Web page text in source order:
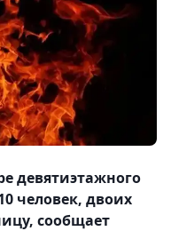
девятиэтажного
человек, двоих
сообщает